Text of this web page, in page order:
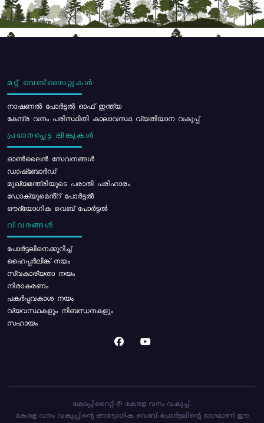
മറ്റ് വെബ്സൈറ്റുകൾ
നാഷണൽ പോർട്ടൽ ഓഫ് ഇന്ത്യ
കേന്ദ്ര വനം പരിസ്ഥിതി കാലാവസ്ഥ വ്യതിയാന വകുപ്പ്
പ്രധാനപ്പെട്ട ലിങ്കുകൾ
ഓൺലൈൻ സേവനങ്ങൾ
ഡാഷ്ബോർഡ്
മുഖ്യമന്ത്രിയുടെ പരാതി പരിഹാരം
ഡോക്യുമെൻ്റ് പോർട്ടൽ
ഔദ്യോഗിക വെബ് പോർട്ടൽ
വിവരങ്ങൾ
പോര്‍ട്ടലിനെക്കുറിച്ച്
ഹൈപ്പർലിങ്ക് നയം
സ്വകാര്യതാ നയം
നിരാകരണം
പകർപ്പവകാശ നയം
വ്യവസ്ഥകളും നിബന്ധനകളും
സഹായം
കോപ്പിറൈറ്റ് @ കേരള വനം വകുപ്പ്.
കേരള വനം വകുപ്പിന്റെ ഔദ്യോഗിക വെബ്-പോർട്ടലിന്റെ ഭാഗമാണ് ഈ